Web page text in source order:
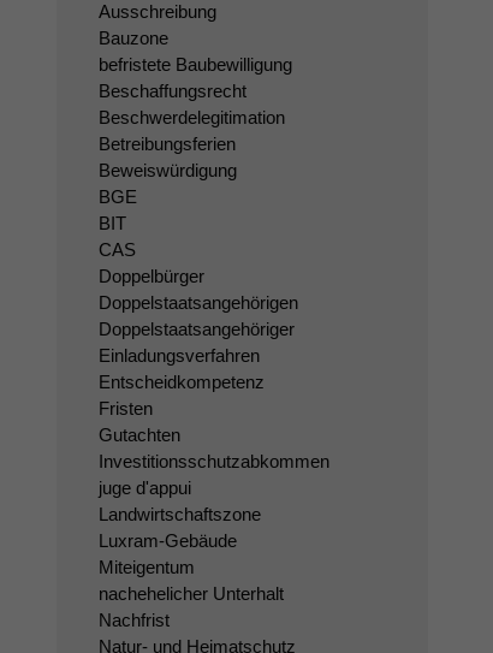
Ausschreibung
Bauzone
befristete Baubewilligung
Beschaffungsrecht
Beschwerdelegitimation
Betreibungsferien
Beweiswürdigung
BGE
BIT
CAS
Doppelbürger
Doppelstaatsangehörigen
Doppelstaatsangehöriger
Einladungsverfahren
Entscheidkompetenz
Fristen
Gutachten
Investitionsschutzabkommen
juge d'appui
Landwirtschaftszone
Luxram-Gebäude
Miteigentum
nachehelicher Unterhalt
Nachfrist
Natur- und Heimatschutz